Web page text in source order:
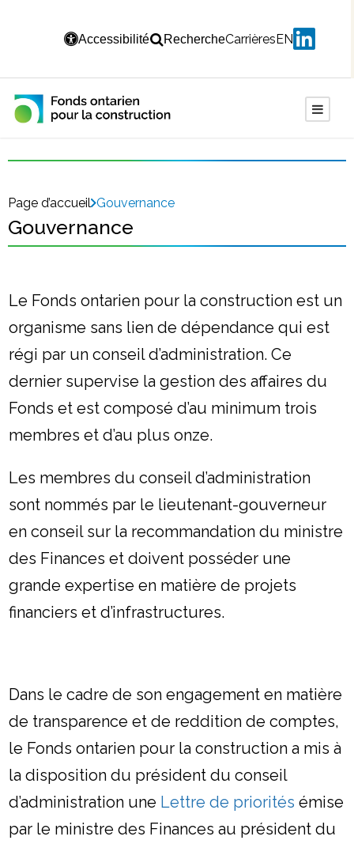
Accessibilité RechercheCarrièresEN
Page d’accueil Gouvernance
Gouvernance
Le Fonds ontarien pour la construction est un
organisme sans lien de dépendance qui est
régi par un conseil d’administration. Ce
dernier supervise la gestion des affaires du
Fonds et est composé d’au minimum trois
membres et d’au plus onze.
Les membres du conseil d’administration
sont nommés par le lieutenant-gouverneur
en conseil sur la recommandation du ministre
des Finances et doivent posséder une
grande expertise en matière de projets
financiers et d’infrastructures.
Dans le cadre de son engagement en matière
de transparence et de reddition de comptes,
le Fonds ontarien pour la construction a mis à
la disposition du président du conseil
d’administration une Lettre de priorités émise
par le ministre des Finances au président du